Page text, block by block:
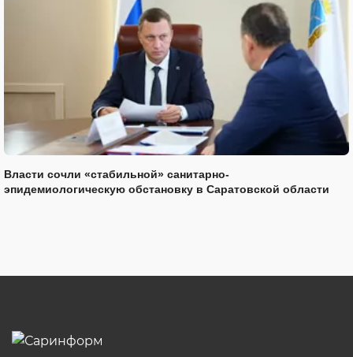
Власти сочли «стабильной» санитарно-
эпидемиологическую обстановку в Саратовской области